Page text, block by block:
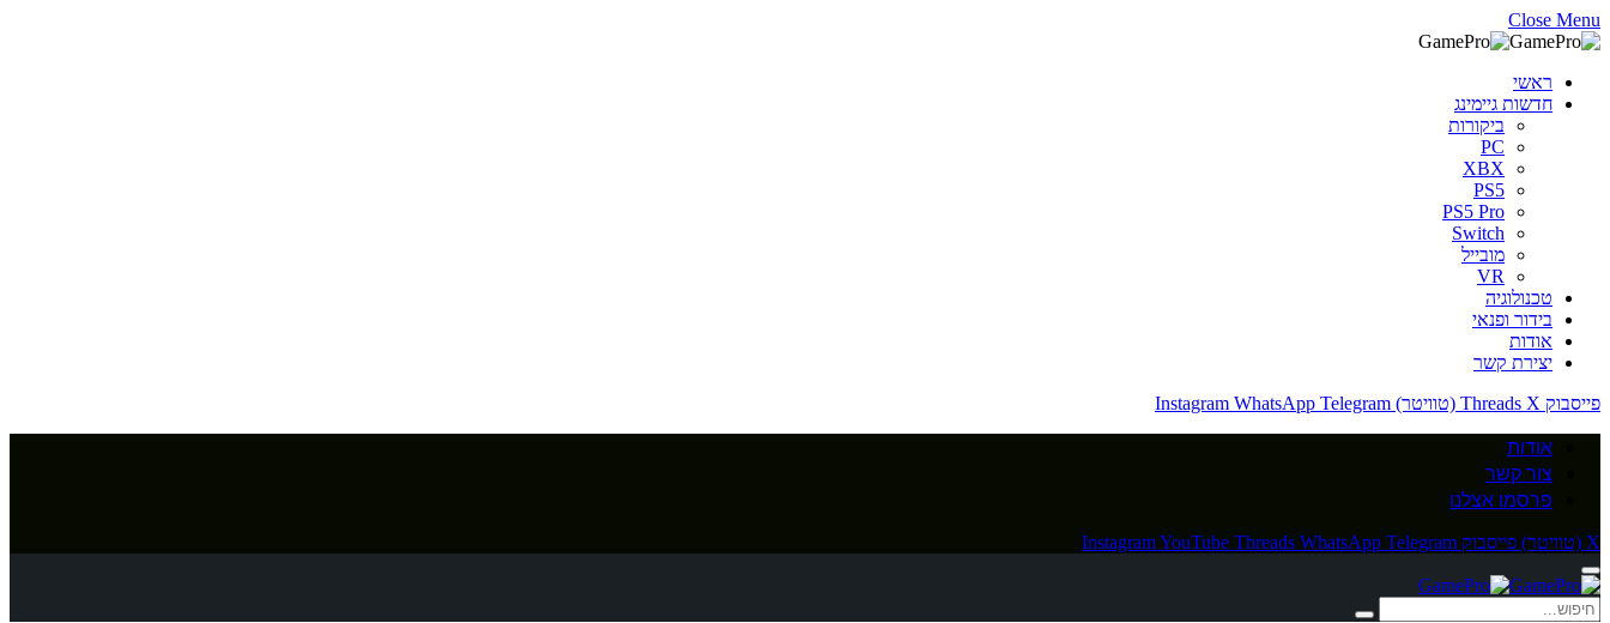
Close Menu
ראשי
חדשות גיימינג
ביקורות
PC
XBX
PS5
PS5 Pro
Switch
מובייל
VR
טכנולוגיה
בידור ופנאי
אודות
יצירת קשר
פייסבוק
Threads X (טוויטר) Instagram WhatsApp Telegram
אודות
צור קשר
פרסמו אצלנו
X (טוויטר) פייסבוק InstagramYouTube Threads WhatsApp Telegram